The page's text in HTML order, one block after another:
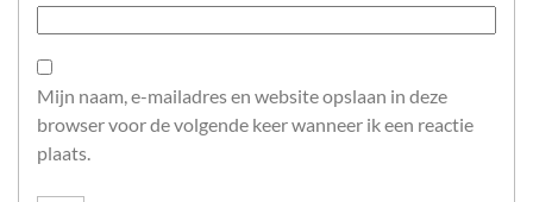
Mijn naam, e-mailadres en website opslaan in deze
browser voor de volgende keer wanneer ik een reactie
plaats.